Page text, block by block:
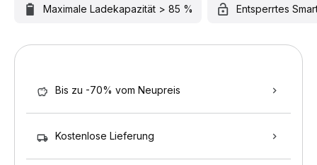
Maximale Ladekapazität > 85 % Entsperrtes
Bis zu -70% vom Neupreis
Kostenlose Lieferung